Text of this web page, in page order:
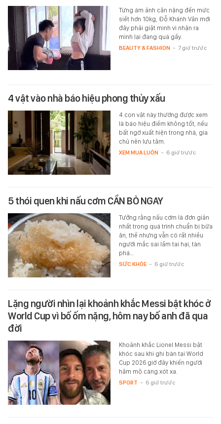
Từng ám ảnh cân nặng đến mức
siết hơn 10kg, Đỗ Khánh Vân mới
đây phải giật mình vì nhận ra
mình lại đang quá gầy.
BEAUTY & FASHION - 7 giờ trước
4 vật vào nhà báo hiệu phong thủy xấu
4 con vật này thường được xem
là báo hiệu điềm không tốt, nếu
bất ngờ xuất hiện trong nhà, gia
chủ nên lưu tâm.
XEM MUA LUÔN - 6 giờ trước
5 thói quen khi nấu cơm CẦN BỎ NGAY
Tưởng rằng nấu cơm là đơn giản
nhất trong quá trình chuẩn bị bữa
ăn, thế nhưng vẫn có rất nhiều
người mắc sai lầm tai hại, tàn
phá…
SỨC KHỎE - 6 giờ trước
Lặng người nhìn lại khoảnh khắc Messi bật khóc ở
World Cup vì bố ốm nặng, hôm nay bố anh đã qua
đời
Khoảnh khắc Lionel Messi bật
khóc sau khi ghi bàn tại World
Cup 2026 giờ đây khiến người
hâm mộ càng xót xa.
SPORT - 6 giờ trước